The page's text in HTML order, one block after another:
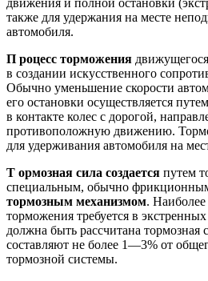
также для удержания на месте
автомобиля.
П роцесс торможения
в создании искусственного
Обычно уменьшение скорости
его остановки осуществляется
в контакте колес с дорогой,
противоположную движению.
для удерживания автомобиля на
Т ормозная сила создается путем
специальным, обычно
тормозным механизмом.
торможения требуется в
должна быть рассчитана тормозная
составляют не более 1—3% от
тормозной системы.